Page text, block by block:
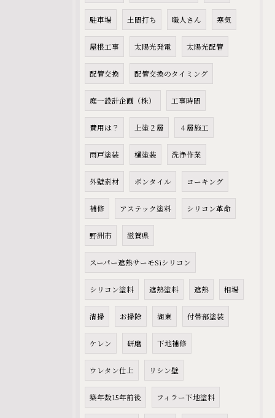
駐車場 土間打ち 職人さん 寒気
屋根工事 太陽光発電 太陽光配管
配管交換 配管交換のタイミング
庭一設計企画（株） 工事時間
費用は？ 上塗２層 ４層施工
雨戸塗装 樋塗装 洗浄作業
外壁素材 ボンタイル コーキング
補修 アステック塗料 シリコン革命
野洲市 滋賀県
スーパー遮熱サーモSiシリコン
シリコン塗料 遮熱塗料 遮熱 相場
清掃 お掃除 湖東 付帯部塗装
ケレン 研磨 下地補修
ウレタン仕上 リシン壁
築年数15年前後 フィラー下地塗料